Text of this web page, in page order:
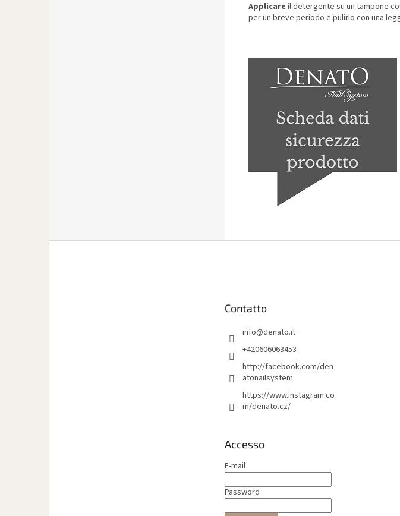
Applicare il detergente su un tampone
per un breve periodo e pulirlo con una
Contatto
info@denato.it
+420606063453
http://facebook.com/den
atonailsystem
https://www.instagram.co
m/denato.cz/
Accesso
E-mail
Password